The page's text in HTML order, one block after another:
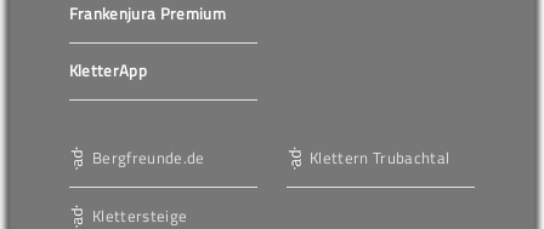
Frankenjura Premium
KletterApp
Bergfreunde.de
Klettersteige
Klettern Trubachtal